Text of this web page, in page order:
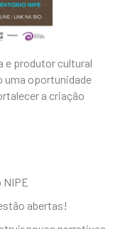
e produtor cultural
uma oportunidade
a criação
NIPE
abertas!